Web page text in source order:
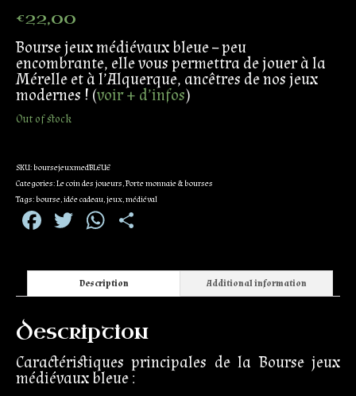
€22,00
Bourse jeux médiévaux bleue – peu
encombrante, elle vous permettra de jouer à la
Mérelle et à l’Alquerque, ancêtres de nos jeux
modernes ! (voir + d’infos)
Out of stock
SKU: boursejeuxmedBLEUE
Categories:Le coin des joueurs,Porte monnaie & bourses
Tags: bourse,idée cadeau,jeux,médiéval
Facebook
TwitterWhatsApp
Description Additional information
Description
Caractéristiques principales de la Bourse jeux
médiévaux bleue :